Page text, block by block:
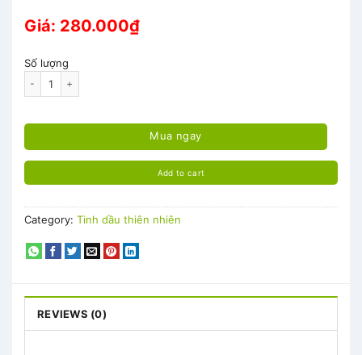
Giá: 280.000₫
Số lượng
Mua ngay
Add to cart
Category: Tinh dầu thiên nhiên
REVIEWS (0)